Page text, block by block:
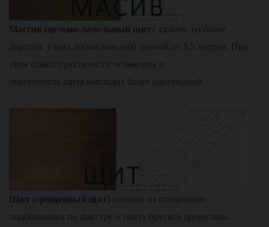
Массив (цельно-ламельный щит ) склеен из более
дорогих узких досок(ламелей) длиной от 1,5 метров. При
этом стыки практически незаметны и
поверхность щита выглядит более однородной.
Щит (срощенный щит) состоит из специально
подобранных по фактуре и цвету брусков древесины.